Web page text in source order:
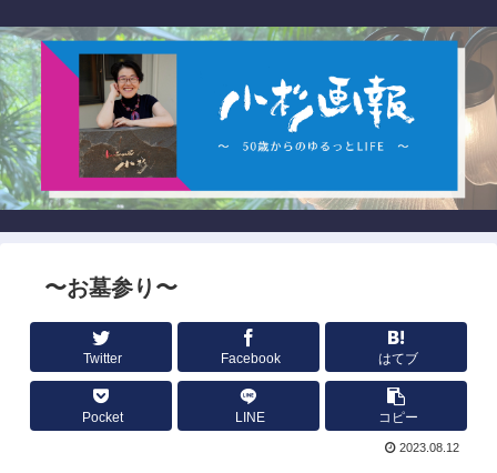
〜お墓参り〜
Twitter Facebook はてブ
Pocket LINE コピー
2023.08.12